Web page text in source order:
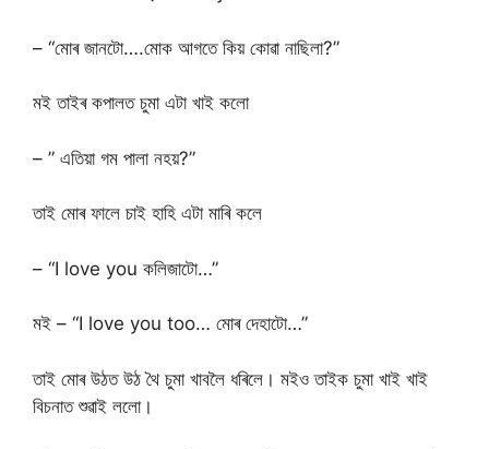
– “মোৰ জানটো….মোক আগতে কিয় কোৱা নাছিলা?”
মই তাইৰ কপালত চুমা এটা খাই কলো
– ” এতিয়া গম পালা নহয়?”
তাই মোৰ ফালে চাই হাহি এটা মাৰি কলে
– “I love you কলিজাটো…”
মই – “I love you too… মোৰ দেহাটো…”
তাই মোৰ উঠত উঠ থৈ চুমা খাবলৈ ধৰিলে। মইও তাইক চুমা খাই খাই
বিচনাত শুৱাই ললো।